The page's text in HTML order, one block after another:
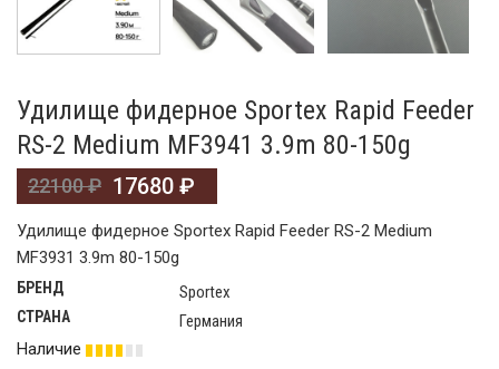
Удилище фидерное Sportex Rapid Feeder
RS-2 Medium MF3941 3.9m 80-150g
22100₽ 17680 ₽
Удилище фидерное Sportex Rapid Feeder RS-2 Medium
MF3931 3.9m 80-150g
БРЕНД Sportex
СТРАНА
Германия
Наличие